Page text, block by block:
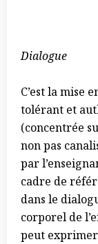
Dialogue
C’est la mise
tolérant et
(concentrée
non pas
par
cadre de
dans le
corporel de
peut exprimer